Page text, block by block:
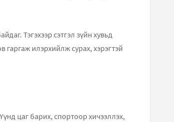
Тэгэхээр сэтгэл зүйн хувьд
гаргаж илэрхийлж сурах, хэрэгтэй
цаг барих, спортоор хичээллэх,